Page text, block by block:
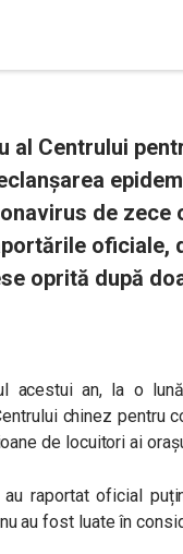
al Centrului
de zece
oficiale,
oprită după
acestui an, la o
chinez pentru
de locuitori ai
raportat oficial
au fost luate în